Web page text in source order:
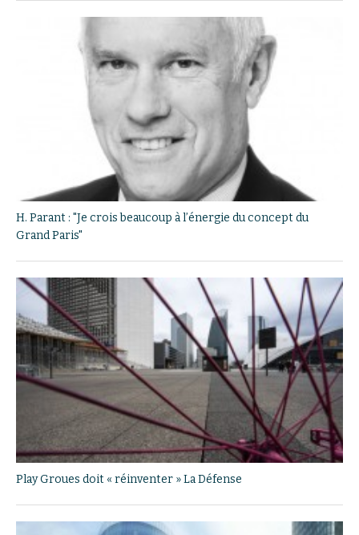
H. Parant : "Je crois beaucoup à l’énergie du concept du
Grand Paris"
Play Groues doit « réinventer » La Défense